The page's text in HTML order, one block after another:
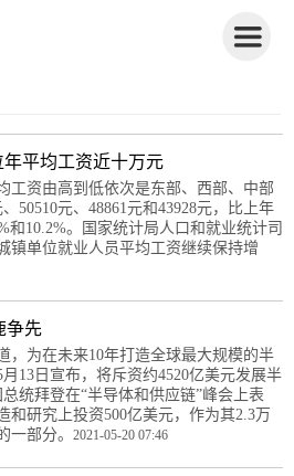
平均工资近十万元
工资由高到低依次是东部、西部、中部
50510元、48861元和43928元，比上年
和10.2%。国家统计局人口和就业统计司
镇单位就业人员平均工资继续保持增
争先
，为在未来10年打造全球最大规模的半
13日宣布，将斥资约4520亿美元发展半
统拜登在“半导体和供应链”峰会上表
和研究上投资500亿美元，作为其2.3万
一部分。 2021-05-20 07:46